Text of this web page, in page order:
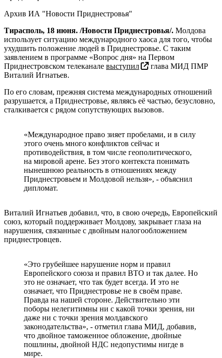
Архив ИА "Новости Приднестровья"
Тирасполь, 18 июня. /Новости Приднестровья/. Молдова
использует ситуацию международного хаоса для того, чтобы
ухудшить положение людей в Приднестровье. С таким
заявлением в программе «Вопрос дня» на Первом
Приднестровском телеканале выступил
глава МИД ПМР
Виталий Игнатьев.
По его словам, прежняя система международных отношений
разрушается, а Приднестровье, являясь её частью, безусловно,
сталкивается с рядом сопутствующих вызовов.
«Международное право зияет пробелами, и в силу
этого очень много конфликтов сейчас и
противодействия, в том числе геополитического,
на мировой арене. Без этого контекста понимать
нынешнюю реальность в отношениях между
Приднестровьем и Молдовой нельзя», - объяснил
дипломат.
Виталий Игнатьев добавил, что, в свою очередь, Европейский
союз, который поддерживает Молдову, закрывает глаза на
нарушения, связанные с двойным налогообложением
приднестровцев.
«Это грубейшее нарушение норм и правил
Европейского союза и правил ВТО и так далее. Но
это не означает, что так будет всегда. И это не
означает, что Приднестровье не в своём праве.
Правда на нашей стороне. Действительно эти
поборы нелегитимны ни с какой точки зрения, ни
даже ни с точки зрения молдавского
законодательства», - отметил глава МИД, добавив,
что двойное таможенное обложение, двойные
пошлины, двойной НДС недопустимы нигде в
мире.